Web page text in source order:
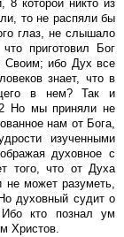
8 которой никто из
то не распяли бы
глаз, не слышало
приготовил Бог
Своим; ибо Дух все
знает, что в
в нем? Так и
Но мы приняли не
нам от Бога,
изученными
духовное с
того, что от Духа
может разуметь,
духовный судит о
кто познал ум
Христов.